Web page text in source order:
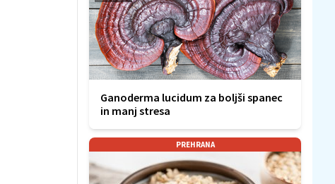
Ganoderma lucidum za boljši spanec
in manj stresa
PREHRANA